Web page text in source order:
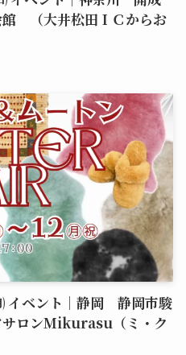
館 （大井松田ＩＣからお
イベント｜静岡 静岡市駿
サロンMikurasu（ミ・ク